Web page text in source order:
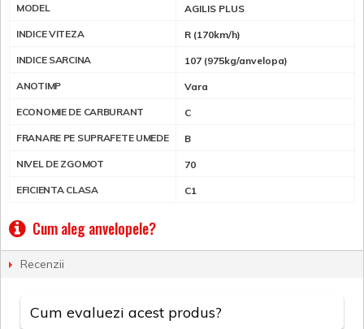
MODEL AGILIS PLUS
INDICE VITEZA R (170km/h)
INDICE SARCINA 107 (975kg/anvelopa)
ANOTIMP Vara
ECONOMIE DE CARBURANT C
FRANARE PE SUPRAFETE UMEDE B
NIVEL DE ZGOMOT 70
EFICIENTA CLASA C1
Cum aleg anvelopele?
Recenzii
Cum evaluezi acest produs?